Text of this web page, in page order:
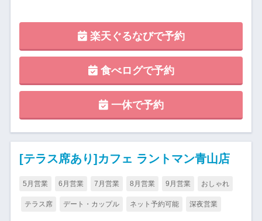
楽天ぐるなびで予約
食べログで予約
一休で予約
[テラス席あり]カフェ ラントマン青山店
5月営業 6月営業 7月営業 8月営業 9月営業 おしゃれ
テラス席 デート・カップル ネット予約可能 深夜営業